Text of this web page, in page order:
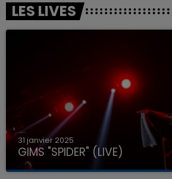
LES LIVES
31 janvier 2025
GIMS "SPIDER" (LIVE)